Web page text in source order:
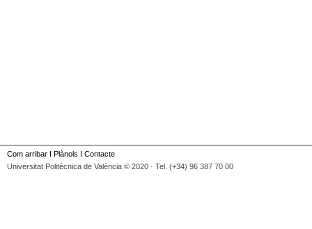
Com arribar I Plànols I Contacte
Universitat Politècnica de València © 2020 · Tel. (+34) 96 387 70 00